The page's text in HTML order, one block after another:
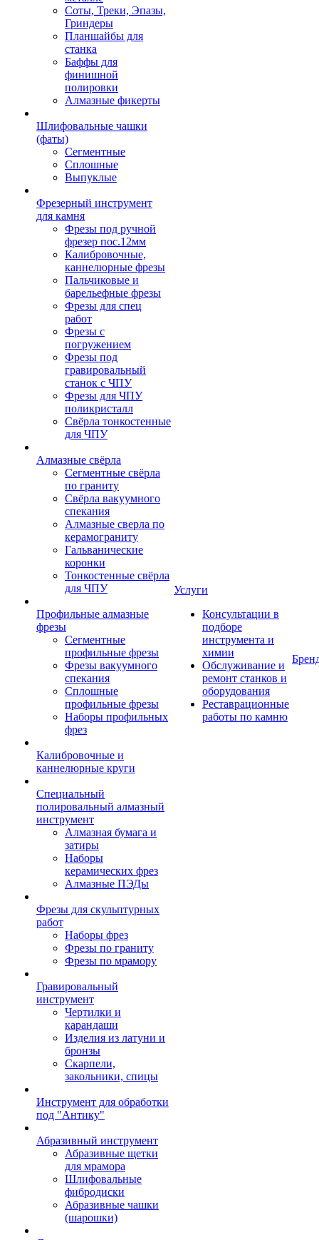
Соты, Треки, Эпазы,
Гриндеры
Планшайбы для
станка
Баффы для
финишной
полировки
Алмазные фикерты
Шлифовальные чашки
(фаты)
Сегментные
Сплошные
Выпуклые
Фрезерный инструмент
для камня
Фрезы под ручной
фрезер пос.12мм
Калибровочные,
каннелюрные фрезы
Пальчиковые и
барельефные фрезы
Фрезы для спец
работ
Фрезы с
погружением
Фрезы под
гравировальный
станок с ЧПУ
Фрезы для ЧПУ
поликристалл
Свёрла тонкостенные
для ЧПУ
Алмазные свёрла
Сегментные свёрла
по граниту
Свёрла вакуумного
спекания
Алмазные сверла по
керамограниту
Гальванические
коронки
Тонкостенные свёрла
для ЧПУ
Профильные алмазные
фрезы
Сегментные
профильные фрезы
Фрезы вакуумного
спекания
Сплошные
профильные фрезы
Наборы профильных
фрез
Калибровочные и
каннелюрные круги
Специальный
полировальный алмазный
инструмент
Алмазная бумага и
затиры
Наборы
керамических фрез
Алмазные ПЭДы
Фрезы для скульптурных
работ
Наборы фрез
Фрезы по граниту
Фрезы по мрамору
Гравировальный
инструмент
Чертилки и
карандаши
Изделия из латуни и
бронзы
Скарпели,
закольники, спицы
Инструмент для обработки
под "Антику"
Абразивный инструмент
Абразивные щетки
для мрамора
Шлифовальные
фибродиски
Абразивные чашки
(шарошки)
Услуги
Консультации в
подборе
инструмента и
химии
Обслуживание и
ремонт станков и
оборудования
Реставрационные
работы по камню